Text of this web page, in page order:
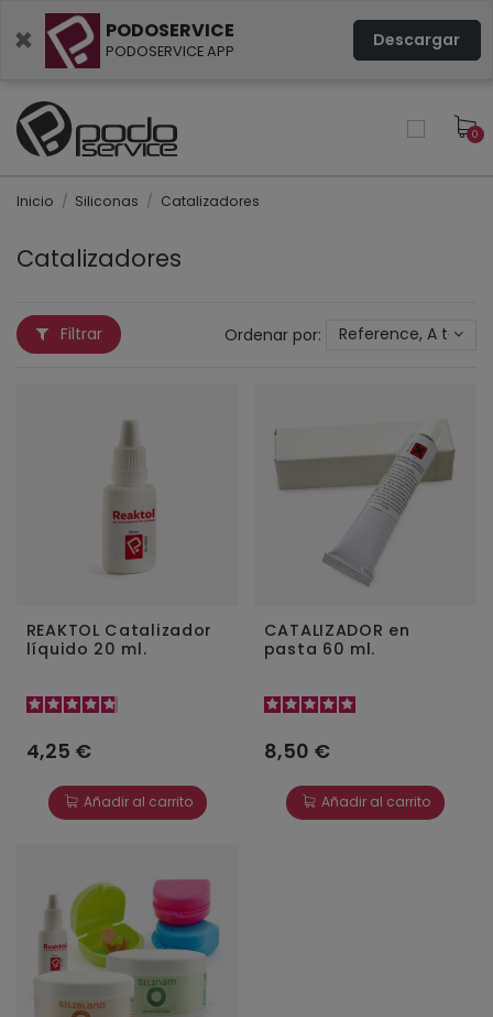
× PODOSERVICE
PODOSERVICE APP Descargar
0
Inicio Siliconas Catalizadores
Catalizadores
Filtrar Ordenar por: Reference, A to Z
REAKTOL Catalizador
líquido 20 ml.
4,25 €
Añadir al carrito
CATALIZADOR en
pasta 60 ml.
8,50 €
Añadir al carrito